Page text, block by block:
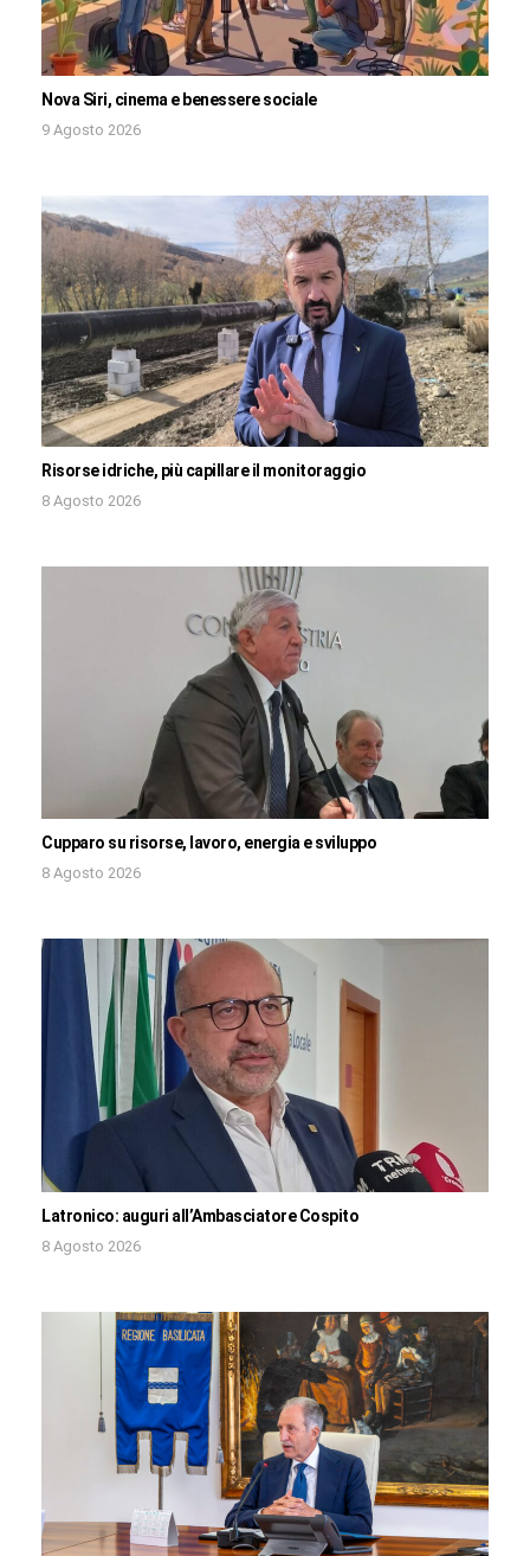
Nova Siri, cinema e benessere sociale
9 Agosto 2026
Risorse idriche, più capillare il monitoraggio
8 Agosto 2026
Cupparo su risorse, lavoro, energia e sviluppo
8 Agosto 2026
Latronico: auguri all’Ambasciatore Cospito
8 Agosto 2026